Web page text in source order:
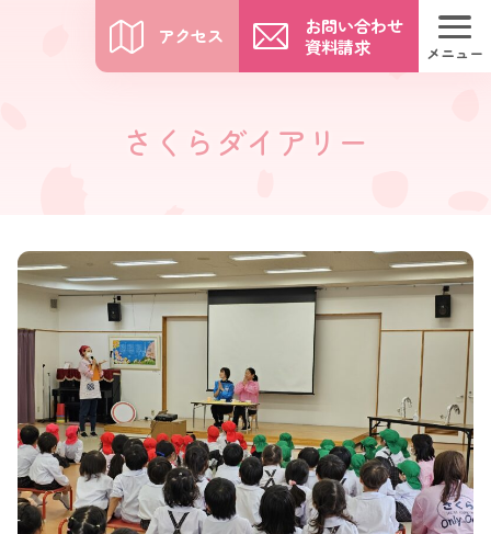
アクセス
お問い合わせ
資料請求
メニュー
さくらダイアリー